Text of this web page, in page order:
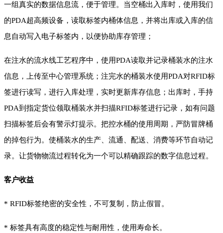
一组真实的数据信息流，便于管理。当空桶出入库时，使用我们
的PDA超高频设备，读取标签内桶体信息，并将出库或入库的信
息自动写入电子标签内，以便协助库存管理；
在注水的流水线工艺程序中，使用PDA读取并记录桶装水的注水
信息，上传至中心管理系统；注完水的桶装水使用PDA对RFID标
签进行读写，进行入库处理，实时更新库存信息；出库时，手持
PDA到指定货位领取桶装水并扫描RFID标签进行记录，如有问题
扫描标签后会有警示灯提示。把控水桶的使用周期，严防冒牌桶
的掉包行为。使桶装水的生产、流通、配送、消费等环节自动记
录。让货物物流过程转化为一个可以精确跟踪的数字信息过程。
客户收益
* RFID标签绝密的安全性，不可复制，防止假冒。
* 标签具有高度的稳定性与耐用性，使用寿命长。